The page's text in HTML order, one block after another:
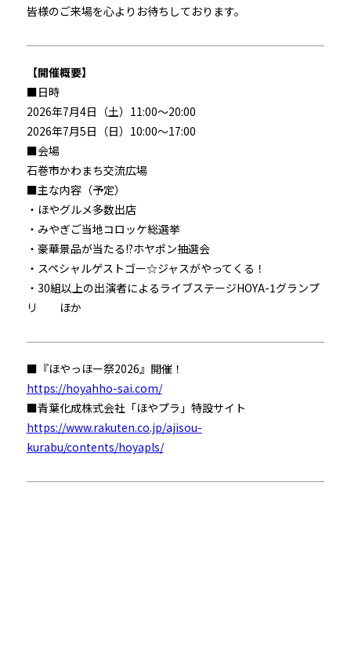
皆様のご来場を心よりお待ちしております。
【開催概要】
■日時
2026年7月4日（土）11:00～20:00
2026年7月5日（日）10:00～17:00
■会場
石巻市かわまち交流広場
■主な内容（予定）
・ほやグルメ多数出店
・みやぎご当地コロッケ総選挙
・豪華景品が当たる!?ホヤポン抽選会
・スペシャルゲストゴー☆ジャスがやってくる！
・30組以上の出演者によるライブステージHOYA-1グランプ
リ ほか
■『ほやっほー祭2026』開催！
https://hoyahho-sai.com/
■青葉化成株式会社「ほやプラ」特設サイト
https://www.rakuten.co.jp/ajisou-
kurabu/contents/hoyapls/